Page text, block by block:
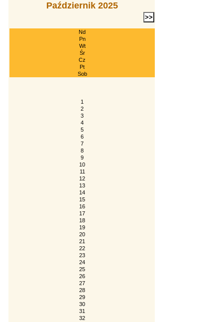
Październik 2025
Nd
Pn
Wt
Śr
Cz
Pt
Sob
1
2
3
4
5
6
7
8
9
10
11
12
13
14
15
16
17
18
19
20
21
22
23
24
25
26
27
28
29
30
31
32